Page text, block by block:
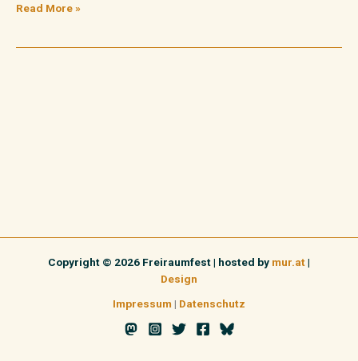
Read More »
Copyright © 2026 Freiraumfest | hosted by mur.at|
Design
Impressum | Datenschutz